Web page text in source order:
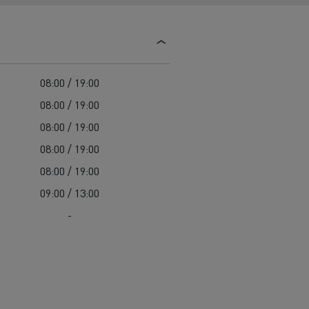
Čištění a údržba kanalizací
08:00 / 19:00
08:00 / 19:00
08:00 / 19:00
08:00 / 19:00
08:00 / 19:00
09:00 / 13:00
-